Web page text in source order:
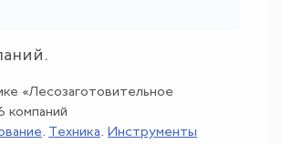
«Лесозаготовительное
компаний
. Техника. Инструменты